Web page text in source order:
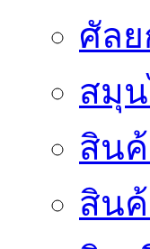
ศัลย
สมุ
สิน
สิน